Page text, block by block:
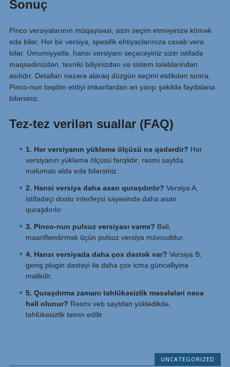
Sonuç
Pinco versiyalarının müqayisəsi, sizin seçim etməyinizə kömək
edə bilər. Hər bir versiya, spesifik ehtiyaclarınıza cavab verə
bilər. Ümumiyyətlə, hansı versiyanı seçəcəyiniz sizin istifadə
məqsədinizdən, texniki biliyinizdən və sistem tələblərindən
asılıdır. Detalları nəzərə alaraq düzgün seçimi etdikdən sonra,
Pinco-nun təqdim etdiyi imkanlardan ən yaxşı şəkildə faydalana
bilərsiniz.
Tez-tez verilən suallar (FAQ)
1. Hər versiyanın yükləmə ölçüsü nə qədərdir? Hər
versiyanın yükləmə ölçüsü fərqlidir; rəsmi saytda
məlumatı əldə edə bilərsiniz.
2. Hansi versiya daha asan quraşdırılır? Versiya A,
istifadəçi dostu interfeysi sayəsində daha asan
quraşdırılır.
3. Pinco-nun pulsuz versiyası varmı? Bəli,
maarifləndirmək üçün pulsuz versiya mövcuddur.
4. Hansı versiyada daha çox dəstək var? Versiya B,
geniş plugin dəstəyi ilə daha çox icma güncəlliyinə
malikdir.
5. Quraşdırma zamanı təhlükəsizlik məsələləri necə
həll olunur? Rəsmi veb saytdan yüklədikdə,
təhlükəsizlik təmin edilir.
UNCATEGORIZED